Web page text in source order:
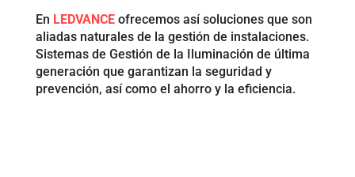
En LEDVANCEofrecemos así soluciones que son
aliadas naturales de la gestión de instalaciones.
Sistemas de Gestión de la Iluminación de última
generación que garantizan la seguridad y
prevención, así como el ahorro y la eficiencia.